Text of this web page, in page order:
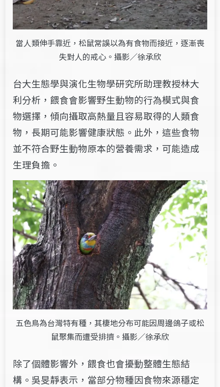
當人類伸手靠近，松鼠常誤以為有食物而接近，逐漸喪
失對人的戒心。攝影／徐承欣
台大生態學與演化生物學研究所助理教授林大
利分析，餵食會影響野生動物的行為模式與食
物選擇，傾向攝取高熱量且容易取得的人類食
物，長期可能影響健康狀態。此外，這些食物
並不符合野生動物原本的營養需求，可能造成
生理負擔。
五色鳥為台灣特有種，其棲地分布可能因周邊鴿子或松
鼠聚集而遭受排擠。攝影／徐承欣
除了個體影響外，餵食也會擾動整體生態結
構。吳旻靜表示，當部分物種因食物來源穩定